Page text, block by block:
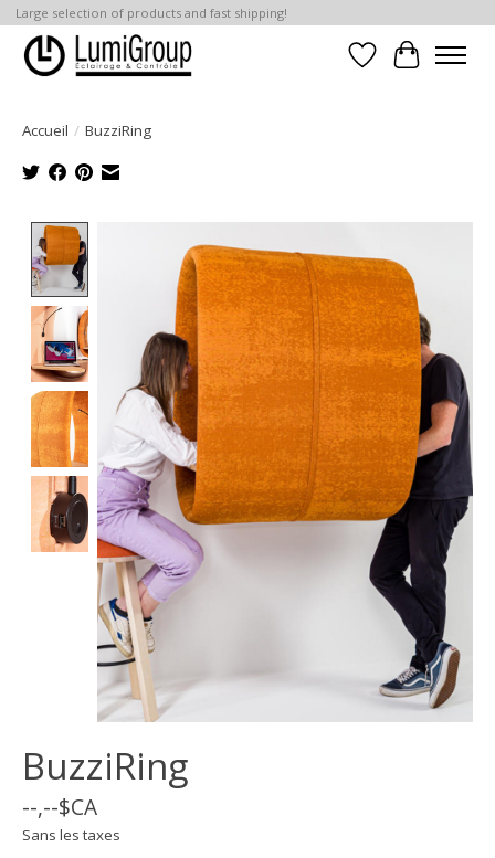
Large selection of products and fast shipping!
Liste dePanier
Accueil / BuzziRing
BuzziRing
--,--$CA
Sans les taxes